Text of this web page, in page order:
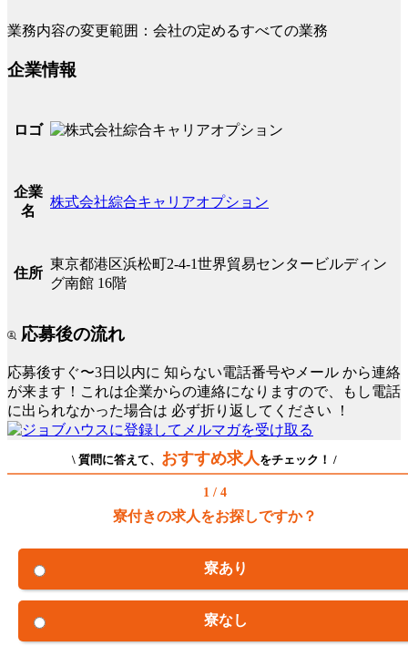
業務内容の変更範囲：会社の定めるすべての業務
企業情報
ロゴ
企業
名
株式会社綜合キャリアオプション
住所
東京都港区浜松町2-4-1世界貿易センタービルディン
グ南館 16階
応募後の流れ
応募後すぐ〜3日以内に 知らない電話番号やメール から連絡
が来ます！これは企業からの連絡になりますので、もし電話
に出られなかった場合は 必ず折り返してください ！
\ 質問に答えて、 おすすめ求人をチェック！ /
1 / 4
寮付きの求人をお探しですか？
寮あり
寮なし